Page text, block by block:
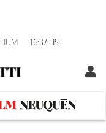
HUM 16:37 HS